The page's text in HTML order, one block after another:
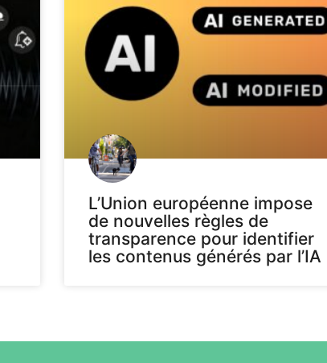
L’Union européenne impose
de nouvelles règles de
transparence pour identifier
les contenus générés par l’IA